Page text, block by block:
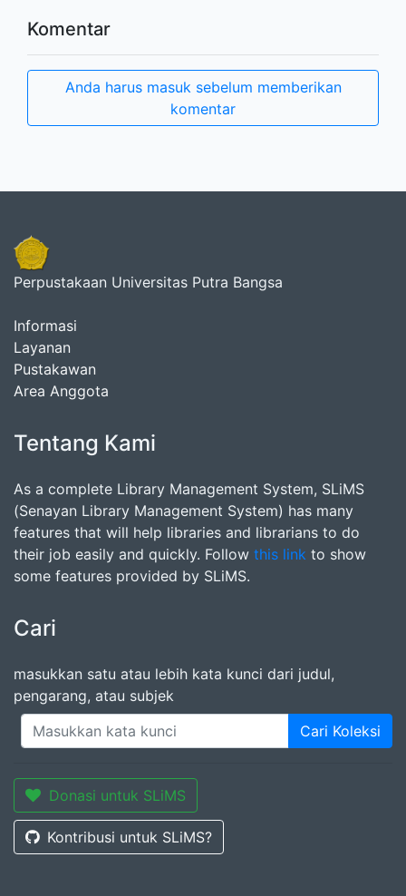
Komentar
Anda harus masuk sebelum memberikan
komentar
Perpustakaan Universitas Putra Bangsa
Informasi
Layanan
Pustakawan
Area Anggota
Tentang Kami
As a complete Library Management System, SLiMS
(Senayan Library Management System) has many
features that will help libraries and librarians to do
their job easily and quickly. Follow this link to show
some features provided by SLiMS.
Cari
masukkan satu atau lebih kata kunci dari judul,
pengarang, atau subjek
Cari Koleksi
Donasi untuk SLiMS
Kontribusi untuk SLiMS?